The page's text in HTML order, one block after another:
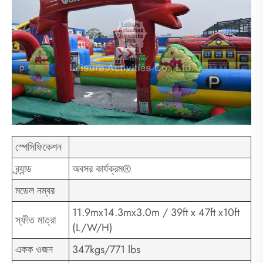
স্পেসিফিকেশন
ব্র্যান্ড
অবসর কার্যক্রম®
মডেল নম্বর
স্ফীত মাত্রা
11.9mx14.3mx3.0m / 39ft x 47ft x10ft
(L/W/H)
একক ওজন
347kgs/771 lbs